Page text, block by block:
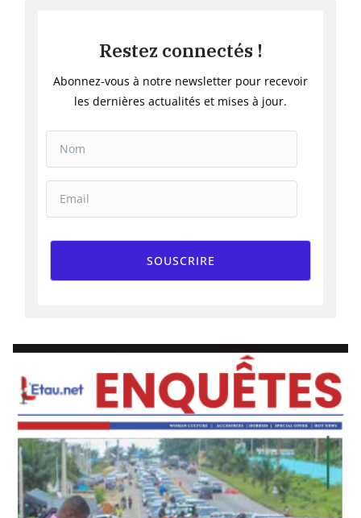
Restez connectés !
Abonnez-vous à notre newsletter pour recevoir
les dernières actualités et mises à jour.
SOUSCRIRE